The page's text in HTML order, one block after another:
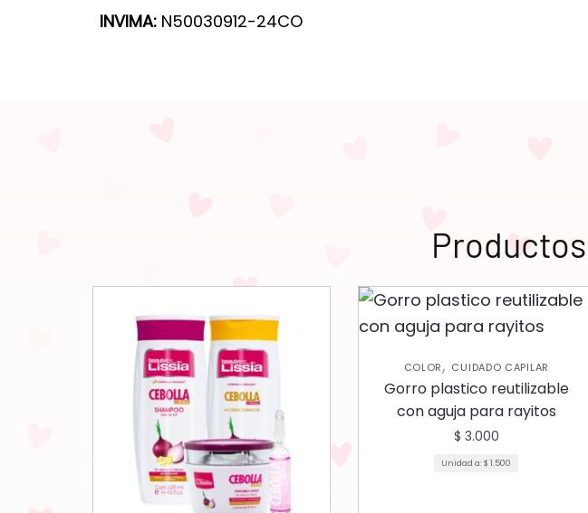
INVIMA:N50030912-24CO
COLOR, CUIDADO CAPILAR
Gorro plastico reutilizable
con aguja para rayitos
$ 3.000
Unidad a:$ 1.500